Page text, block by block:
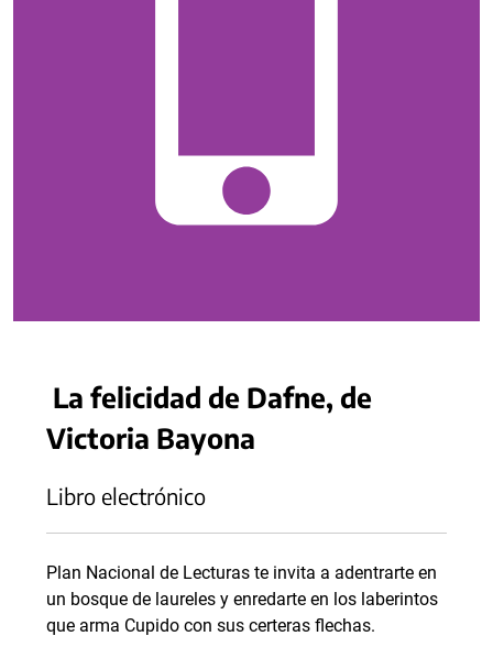
La felicidad de Dafne, de
Victoria Bayona
Libro electrónico
Plan Nacional de Lecturas te invita a adentrarte en
un bosque de laureles y enredarte en los laberintos
que arma Cupido con sus certeras flechas.